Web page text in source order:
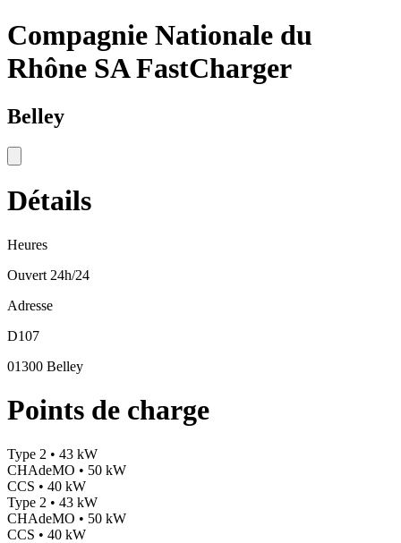
Compagnie Nationale du
Rhône SA FastCharger
Belley
Détails
Heures
Ouvert 24h/24
Adresse
D107
01300 Belley
Points de charge
Type 2 • 43 kW
CHAdeMO • 50 kW
CCS • 40 kW
Type 2 • 43 kW
CHAdeMO • 50 kW
CCS • 40 kW